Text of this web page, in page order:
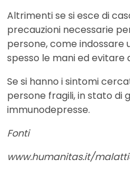
Altrimenti se si esce di
precauzioni necessarie
persone, come indossare
spesso le mani ed
Se si hanno i sintomi
persone fragili, in stato di
immunodepresse.
Fonti
www.humanitas.it/